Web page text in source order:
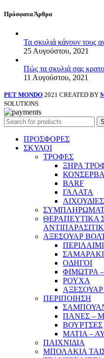
Πρόσφατα Άρθρα
Τα σκυλιά κάνουν τους
25 Αυγούστου, 2021
Πώς τα σκυλιά σας
11 Αυγούστου, 2021
PET MONDO 2021 CREATED BY
SOLUTIONS.
ΠΡΟΣΦΟΡΕΣ
ΣΚΥΛΟΙ
ΤΡΟΦΕΣ
ΞΗΡΑ
BARF
ΓΑΛΑΤΑ
ΘΕΡΑΠΕΥΤΙΚΑ
ΑΞΕΣΟΥΑΡ
ΟΔΗΓΟΙ
ΦΙΜΩΤΡΑ
ΡΟΥΧΑ
ΠΕΡΙΠΟΙΗΣΗ
ΠΑΝΕΣ –
ΒΟΥΡΤΣΕΣ
ΜΑΤΙΑ –
ΠΑΙΧΝΙΔΙΑ
ΜΠΟΛΑΚΙΑ